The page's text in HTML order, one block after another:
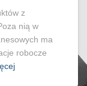
z
nią w
ma
robocze